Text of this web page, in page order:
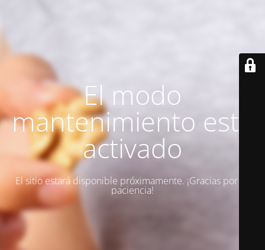
El modo
mantenimiento está
activado
El sitio estará disponible próximamente. ¡Gracias por su
paciencia!